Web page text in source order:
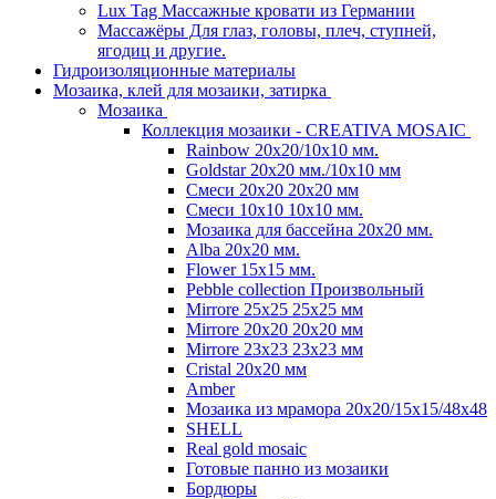
Lux Tag Массажные кровати из Германии
Массажёры Для глаз, головы, плеч, ступней,
ягодиц и другие.
Гидроизоляционные материалы
Мозаика, клей для мозаики, затирка
Мозаика
Коллекция мозаики - CREATIVA MOSAIC
Rainbow 20x20/10х10 мм.
Goldstar 20х20 мм./10х10 мм
Смеси 20х20 20х20 мм
Смеси 10х10 10x10 мм.
Мозаика для бассейна 20x20 мм.
Alba 20x20 мм.
Flower 15x15 мм.
Pebble collection Произвольный
Mirrore 25х25 25x25 мм
Mirrore 20х20 20x20 мм
Mirrore 23х23 23x23 мм
Cristal 20х20 мм
Amber
Мозаика из мрамора 20х20/15х15/48х48
SHELL
Real gold mosaic
Готовые панно из мозаики
Бордюры